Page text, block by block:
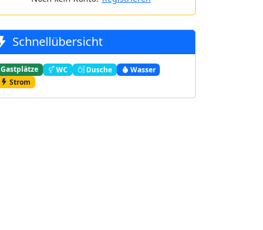
Schnellübersicht
Gastplätze WC Dusche
Wasser
Strom